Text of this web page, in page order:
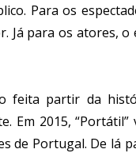
Para os
Já para os atores,
feita partir da
Em 2015,
de Portugal. De lá